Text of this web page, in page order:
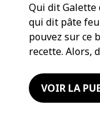
Qui dit Galette
qui dit pâte
pouvez sur ce
recette. Alors,
VOIR LA